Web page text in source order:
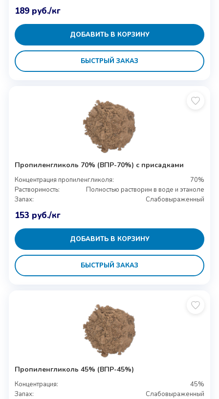
189 руб./кг
ДОБАВИТЬ В КОРЗИНУ
БЫСТРЫЙ ЗАКАЗ
Пропиленгликоль 70% (ВПР-70%) с присадками
Концентрация пропиленгликоля:
70%
Растворимость:
Полностью растворим в воде и этаноле
Запах:
Слабовыраженный
153 руб./кг
ДОБАВИТЬ В КОРЗИНУ
БЫСТРЫЙ ЗАКАЗ
Пропиленгликоль 45% (ВПР-45%)
Концентрация:
45%
Запах:
Слабовыраженный